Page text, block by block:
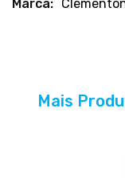
Mais